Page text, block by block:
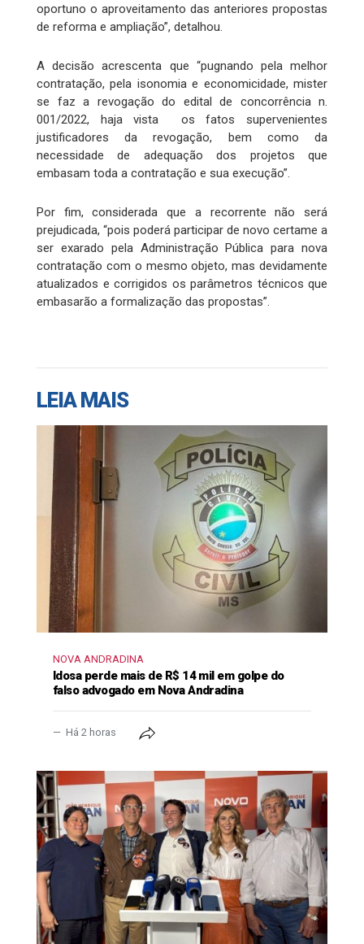
oportuno o aproveitamento das anteriores propostas
de reforma e ampliação”, detalhou.
A decisão acrescenta que “pugnando pela melhor
contratação, pela isonomia e economicidade, mister
se faz a revogação do edital de concorrência n.
001/2022, haja vista os fatos supervenientes
justificadores da revogação, bem como da
necessidade de adequação dos projetos que
embasam toda a contratação e sua execução”.
Por fim, considerada que a recorrente não será
prejudicada, “pois poderá participar de novo certame a
ser exarado pela Administração Pública para nova
contratação com o mesmo objeto, mas devidamente
atualizados e corrigidos os parâmetros técnicos que
embasarão a formalização das propostas”.
LEIA MAIS
NOVA ANDRADINA
Idosa perde mais de R$ 14 mil em golpe do
falso advogado em Nova Andradina
Há 2 horas